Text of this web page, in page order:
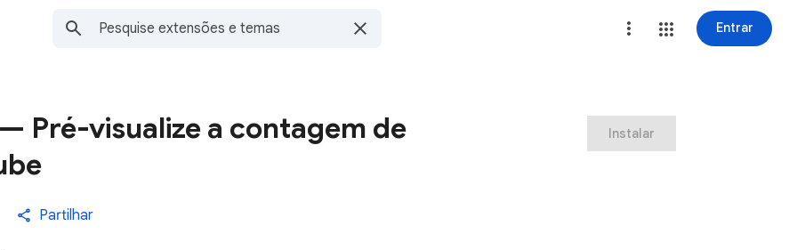
Entrar
Pré-visualize a contagem de
Partilhar
Instalar